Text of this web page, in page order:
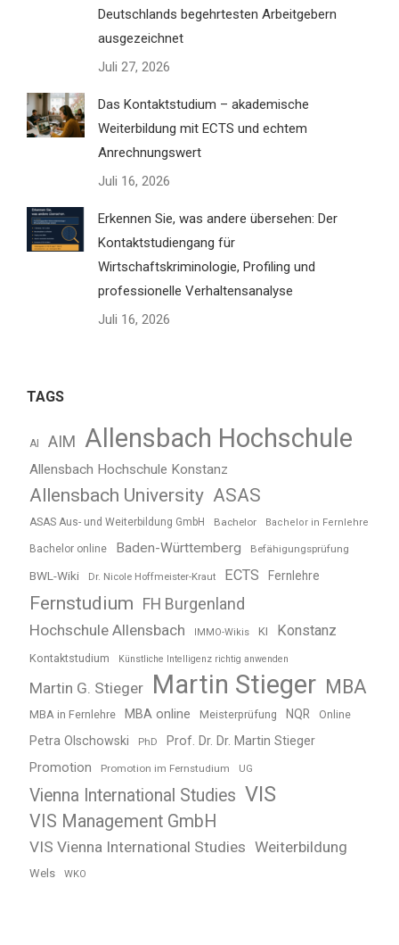
Deutschlands begehrtesten Arbeitgebern
ausgezeichnet
Juli 27, 2026
Das Kontaktstudium – akademische
Weiterbildung mit ECTS und echtem
Anrechnungswert
Juli 16, 2026
Erkennen Sie, was andere übersehen: Der
Kontaktstudiengang für
Wirtschaftskriminologie, Profiling und
professionelle Verhaltensanalyse
Juli 16, 2026
TAGS
AI AIM Allensbach Hochschule
Allensbach Hochschule Konstanz
Allensbach University ASAS
ASAS Aus- und Weiterbildung GmbH Bachelor Bachelor in Fernlehre
Bachelor online Baden-Württemberg Befähigungsprüfung
BWL-Wiki Dr. Nicole Hoffmeister-Kraut ECTS Fernlehre
Fernstudium
FH Burgenland
Hochschule Allensbach
IMMO-Wikis KI Konstanz
Kontaktstudium Künstliche Intelligenz richtig anwenden
Martin G. Stieger Martin Stieger MBA
MBA in Fernlehre MBA online Meisterprüfung NQR Online
Petra Olschowski PhD Prof. Dr. Dr. Martin Stieger
Promotion Promotion im Fernstudium UG
Vienna International Studies VIS
VIS Management GmbH
VIS Vienna International Studies Weiterbildung
Wels WKO